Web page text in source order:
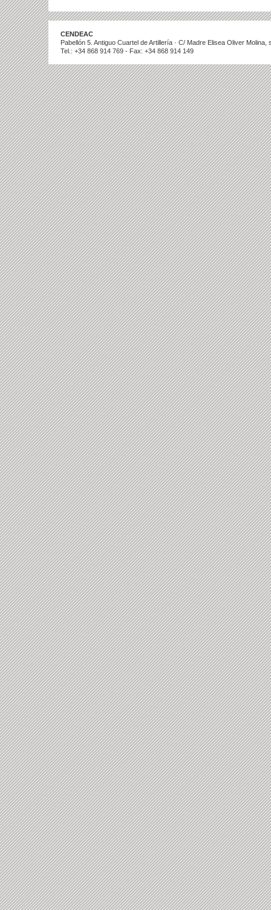
CENDEAC
Pabellón 5. Antiguo Cuartel de Artillería · C/ Madre Elisea Oliver
Tel.: +34 868 914 769 - Fax: +34 868 914 149